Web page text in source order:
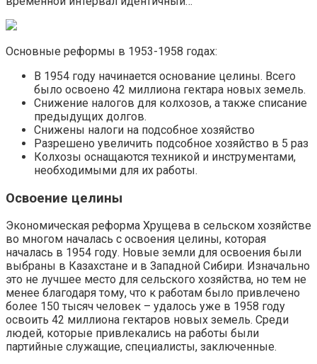
Основные реформы в 1953-1958 годах:
В 1954 году начинается основание целины. Всего
было освоено 42 миллиона гектара новых земель.
Снижение налогов для колхозов, а также списание
предыдущих долгов.
Снижены налоги на подсобное хозяйство
Разрешено увеличить подсобное хозяйство в 5 раз
Колхозы оснащаются техникой и инструментами,
необходимыми для их работы.
Освоение целины
Экономическая реформа Хрущева в сельском хозяйстве
во многом началась с освоения целины, которая
началась в 1954 году. Новые земли для освоения были
выбраны в Казахстане и в Западной Сибири. Изначально
это не лучшее место для сельского хозяйства, но тем не
менее благодаря тому, что к работам было привлечено
более 150 тысяч человек – удалось уже в 1958 году
освоить 42 миллиона гектаров новых земель. Среди
людей, которые привлекались на работы были
партийные служащие, специалисты, заключенные.